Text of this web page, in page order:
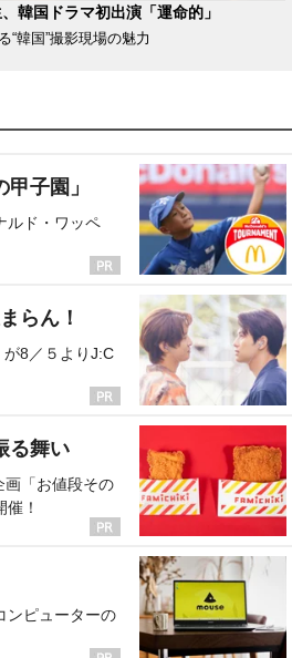
韓国ドラマ初出演「運命的」
“韓国”撮影現場の魅力
子園」
ルド・ワッペ
らん！
8／５よりJ:C
る舞い
画「お値段その
！
ンピューターの